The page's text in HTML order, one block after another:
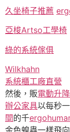
久坐椅子推薦
亞梭Artso工學椅
綠的系統傢俱
Wilkhahn
系統櫃工廠直營
然後，販電動升
辦公家具以每秒一
間的千